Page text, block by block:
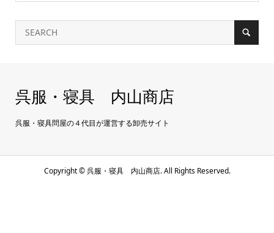
呉服・寝具 内山商店
呉服・寝具問屋の４代目が運営する卸売サイト
Copyright ©呉服・寝具 内山商店. All Rights Reserved.